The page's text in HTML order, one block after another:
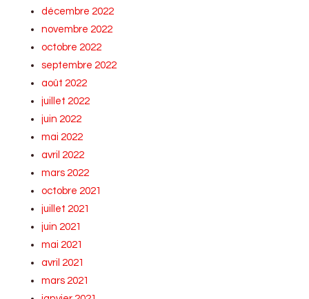
décembre 2022
novembre 2022
octobre 2022
septembre 2022
août 2022
juillet 2022
juin 2022
mai 2022
avril 2022
mars 2022
octobre 2021
juillet 2021
juin 2021
mai 2021
avril 2021
mars 2021